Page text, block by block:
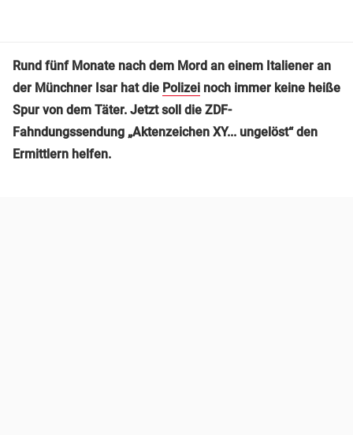
Rund fünf Monate nach dem Mord an einem Italiener an
der Münchner Isar hat die Polizei noch immer keine heiße
Spur von dem Täter. Jetzt soll die ZDF-
Fahndungssendung „Aktenzeichen XY... ungelöst“ den
Ermittlern helfen.